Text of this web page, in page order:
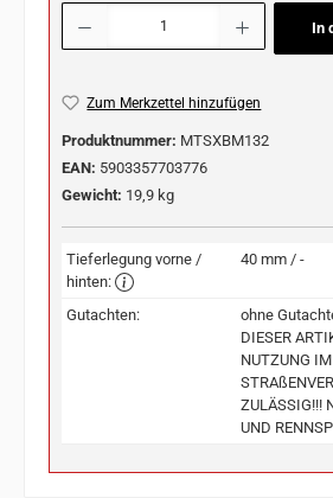
Produkt Anzahl: Gib den gewünschten Wert
In
Zum Merkzettel hinzufügen
Produktnummer: MTSXBM132
EAN: 5903357703776
Gewicht: 19,9 kg
Tieferlegung vorne /
hinten:
40 mm / -
Gutachten:
ohne
DIESER
NUTZUNG
ZULÄSSIG!!!
UND